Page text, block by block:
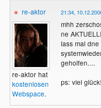
re-aktor
re-aktor hat
kostenlosen
Webspace.
21:34,
mhh
ne
lass mal
geholfen....
ps: viel glück!